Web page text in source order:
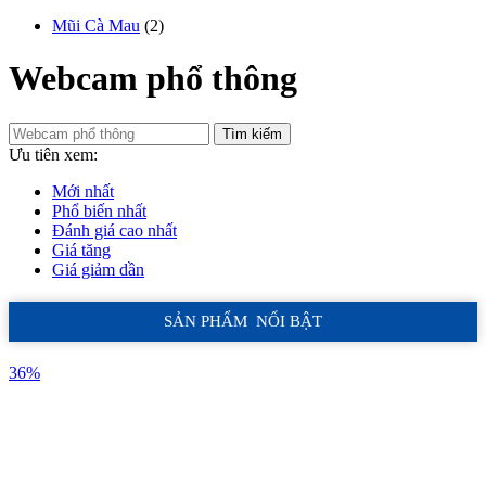
Mũi Cà Mau (2)
Webcam phổ thông
Tìm kiếm
Ưu tiên xem:
Mới nhất
Phổ biến nhất
Đánh giá cao nhất
Giá tăng
Giá giảm dần
SẢN PHẨM NỔI BẬT
36%